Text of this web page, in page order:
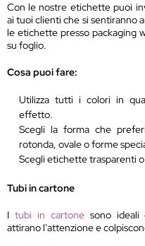
Con le nostre etichette puoi
ai tuoi clienti che si sentiranno
le etichette presso packaging
su foglio.
Cosa puoi fare:
Utilizza tutti i colori in
effetto.
Scegli la forma che
rotonda, ovale o forme
Scegli etichette trasparenti
Tubi in cartone
I tubi in cartonesono ideali
attirano l'attenzione e